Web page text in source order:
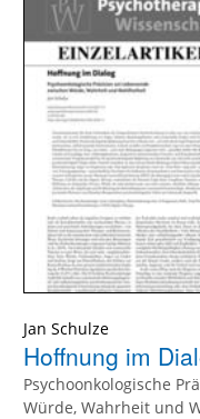
Jan Schulze
Hoffnung im
Psychoonkologische
Würde, Wahrheit und